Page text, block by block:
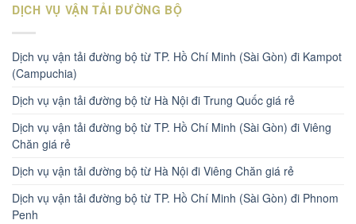
DỊCH VỤ VẬN TẢI ĐƯỜNG BỘ
Dịch vụ vận tải đường bộ từ TP. Hồ Chí Minh (Sài Gòn) đi Kampot
(Campuchia)
Dịch vụ vận tải đường bộ từ Hà Nội đi Trung Quốc giá rẻ
Dịch vụ vận tải đường bộ từ TP. Hồ Chí Minh (Sài Gòn) đi Viêng
Chăn giá rẻ
Dịch vụ vận tải đường bộ từ Hà Nội đi Viêng Chăn giá rẻ
Dịch vụ vận tải đường bộ từ TP. Hồ Chí Minh (Sài Gòn) đi Phnom
Penh